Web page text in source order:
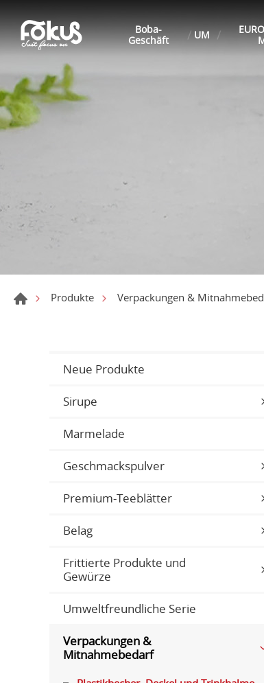
Boba-
Geschäft
UM
Produkte Verpackungen &
Neue Produkte
Sirupe
Marmelade
Geschmackspulver
Premium-Teeblätter
Belag
Frittierte Produkte und
Gewürze
Umweltfreundliche Serie
Verpackungen &
Mitnahmebedarf